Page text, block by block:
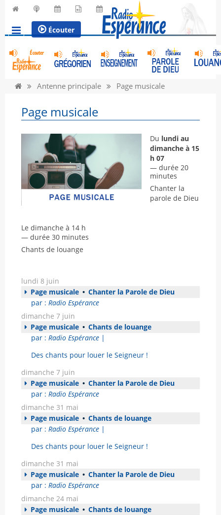
Écouter
Antenne principale Page musicale
Page musicale
Du lundi au
dimanche à 15
h 07
— durée 20
minutes
Chanter la
parole de Dieu
Le dimanche à 14 h
— durée 30 minutes
Chants de louange
lundi 8 juin
Page musicale • Chanter la Parole de Dieu
par : Radio Espérance
dimanche 7 juin
Page musicale • Chants de louange
par : Radio Espérance |
Des chants pour louer le Seigneur !
dimanche 7 juin
Page musicale • Chanter la Parole de Dieu
par : Radio Espérance
dimanche 31 mai
Page musicale • Chants de louange
par : Radio Espérance |
Des chants pour louer le Seigneur !
dimanche 31 mai
Page musicale • Chanter la Parole de Dieu
par : Radio Espérance
dimanche 24 mai
Page musicale • Chants de louange